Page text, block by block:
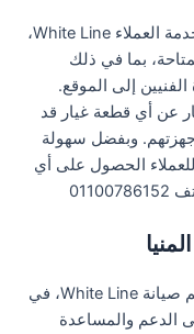
على سبيل المثال علاوة على ذلك، توفر خدمة العملاء White Line،
بما في ذلك
الفنيين إلى الموقع.
عن أي قطعة غيار قد
وبفضل سهولة
الحصول على أي
على سبيل المثال لذا، من المهم حفظ رقم صيانة White Line، في
الدعم والمساعدة